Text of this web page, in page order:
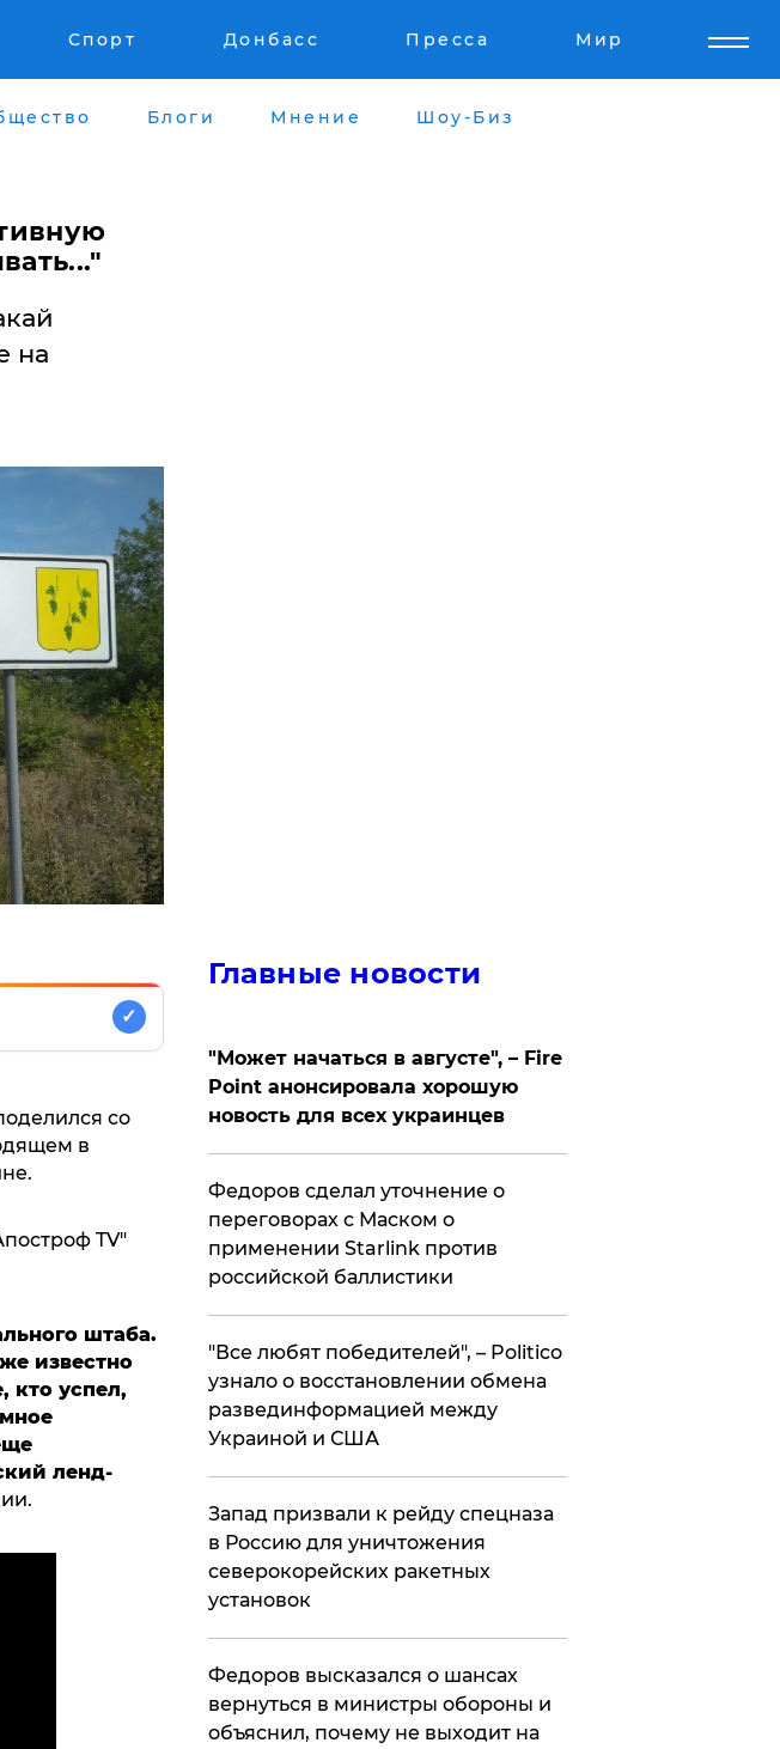
Спорт Донбасс Пресса Мир
Блоги Мнение Шоу-Биз
на
✓
со
в
TV"
штаба.
известно
кто успел,
ленд-
Главные новости
"Может начаться в августе", – Fire
Point анонсировала хорошую
новость для всех украинцев
Федоров сделал уточнение о
переговорах с Маском о
применении Starlink против
российской баллистики
​"Все любят победителей", – Politico
узнало о восстановлении обмена
развединформацией между
Украиной и США
Запад призвали к рейду спецназа
в Россию для уничтожения
северокорейских ракетных
установок
Федоров высказался о шансах
вернуться в министры обороны и
объяснил, почему не выходит на